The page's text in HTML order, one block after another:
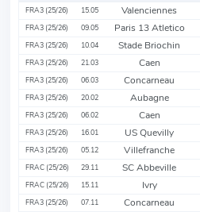
FRA3 (25/26) 15.05 Valenciennes
FRA3 (25/26) 09.05 Paris 13 Atletico
FRA3 (25/26) 10.04 Stade Briochin
FRA3 (25/26) 21.03 Caen
FRA3 (25/26) 06.03 Concarneau
FRA3 (25/26) 20.02 Aubagne
FRA3 (25/26) 06.02 Caen
FRA3 (25/26) 16.01 US Quevilly
FRA3 (25/26) 05.12 Villefranche
FRAC (25/26) 29.11 SC Abbeville
FRAC (25/26) 15.11 Ivry
FRA3 (25/26) 07.11 Concarneau